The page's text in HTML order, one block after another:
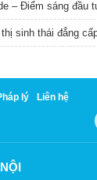
– Điểm sáng đầu
sinh thái đẳng
lý Liên hệ